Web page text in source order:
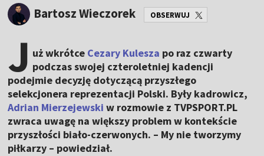
Bartosz Wieczorek OBSERWUJ
J uż wkrótce Cezary Kulesza po raz czwarty
podczas swojej czteroletniej kadencji
podejmie decyzję dotyczącą przyszłego
selekcjonera reprezentacji Polski. Były kadrowicz,
Adrian Mierzejewski w rozmowie z TVPSPORT.PL
zwraca uwagę na większy problem w kontekście
przyszłości biało-czerwonych. – My nie tworzymy
piłkarzy – powiedział.